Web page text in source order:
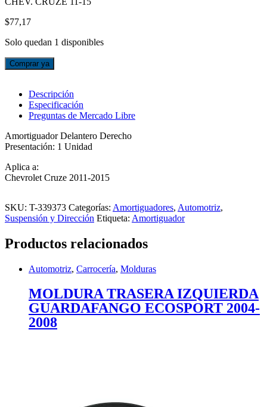
$77,17
Solo quedan 1 disponibles
AMORTIGUADOR
DELANTERO
THOMSON,
CHEV.
CRUZE
15
cantidad
Comprar ya
Descripción
Especificación
Preguntas de Mercado Libre
Amortiguador Delantero Derecho
Presentación: 1 Unidad
Aplica a:
Chevrolet Cruze 2011-2015
SKU: T-339373 Categorías: Amortiguadores, Automotriz,
Suspensión y Dirección Etiqueta: Amortiguador
Productos relacionados
Automotriz, Carrocería, Molduras
MOLDURA TRASERA IZQUIERDA
GUARDAFANGO ECOSPORT 2004-
2008